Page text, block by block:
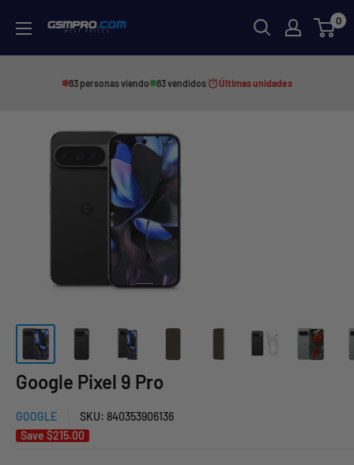
content
GSMPRO.CL
0
83 personas viendo 83 vendidos Últimas unidades
Google Pixel 9 Pro
GOOGLE SKU: 840353906136
Save $215.00